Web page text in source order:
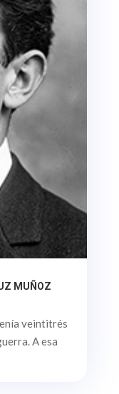
MUÑOZ
veintitrés
A esa